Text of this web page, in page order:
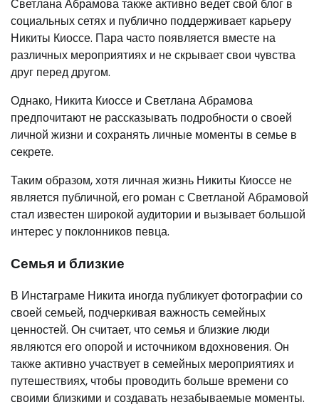
Светлана Абрамова также активно ведет свой блог в
социальных сетях и публично поддерживает карьеру
Никиты Киоссе. Пара часто появляется вместе на
различных мероприятиях и не скрывает свои чувства
друг перед другом.
Однако, Никита Киоссе и Светлана Абрамова
предпочитают не рассказывать подробности о своей
личной жизни и сохранять личные моменты в семье в
секрете.
Таким образом, хотя личная жизнь Никиты Киоссе не
является публичной, его роман с Светланой Абрамовой
стал известен широкой аудитории и вызывает большой
интерес у поклонников певца.
Семья и близкие
В Инстаграме Никита иногда публикует фотографии со
своей семьей, подчеркивая важность семейных
ценностей. Он считает, что семья и близкие люди
являются его опорой и источником вдохновения. Он
также активно участвует в семейных мероприятиях и
путешествиях, чтобы проводить больше времени со
своими близкими и создавать незабываемые моменты.